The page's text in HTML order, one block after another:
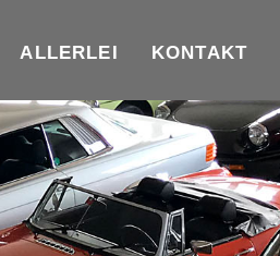
ALLERLEI KONTAKT